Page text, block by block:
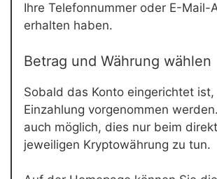
Ihre Telefonnummer oder E-Mail-
erhalten haben.
Betrag und Währung wählen
Sobald das Konto eingerichtet ist,
Einzahlung vorgenommen
auch möglich, dies nur beim
jeweiligen Kryptowährung zu tun.